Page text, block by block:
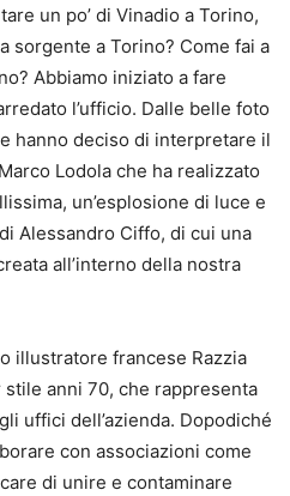
un po’ di Vinadio a Torino,
sorgente a Torino? Come fai a
Abbiamo iniziato a fare
l’ufficio. Dalle belle foto
hanno deciso di interpretare il
Lodola che ha realizzato
un’esplosione di luce e
Alessandro Ciffo, di cui una
all’interno della nostra
illustratore francese Razzia
anni 70, che rappresenta
uffici dell’azienda. Dopodiché
con associazioni come
di unire e contaminare